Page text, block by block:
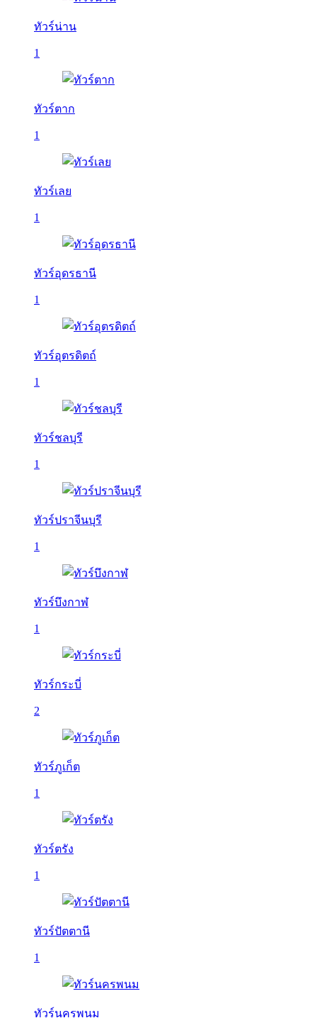
ทัวร์น่าน
1
ทัวร์ตาก
1
ทัวร์เลย
1
ทัวร์อุดรธานี
1
ทัวร์อุตรดิตถ์
1
ทัวร์ชลบุรี
1
ทัวร์ปราจีนบุรี
1
ทัวร์บึงกาฬ
1
ทัวร์กระบี่
2
ทัวร์ภูเก็ต
1
ทัวร์ตรัง
1
ทัวร์ปัตตานี
1
ทัวร์นครพนม